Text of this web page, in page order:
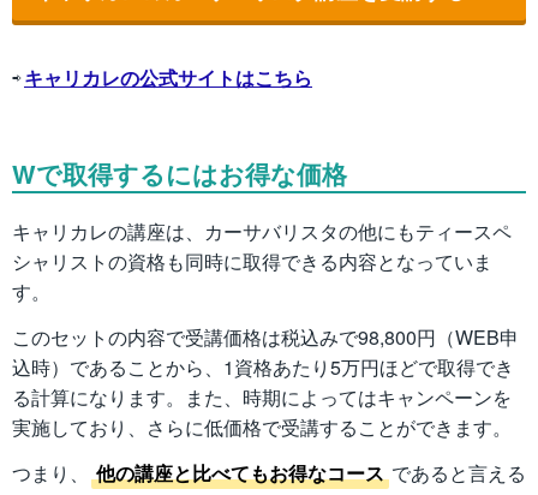
⇨キャリカレの公式サイトはこちら
Wで取得するにはお得な価格
キャリカレの講座は、カーサバリスタの他にもティースペ
シャリストの資格も同時に取得できる内容となっていま
す。
このセットの内容で受講価格は税込みで98,800円（WEB申
込時）であることから、1資格あたり5万円ほどで取得でき
る計算になります。また、時期によってはキャンペーンを
実施しており、さらに低価格で受講することができます。
つまり、
他の講座と比べてもお得なコース であると言える